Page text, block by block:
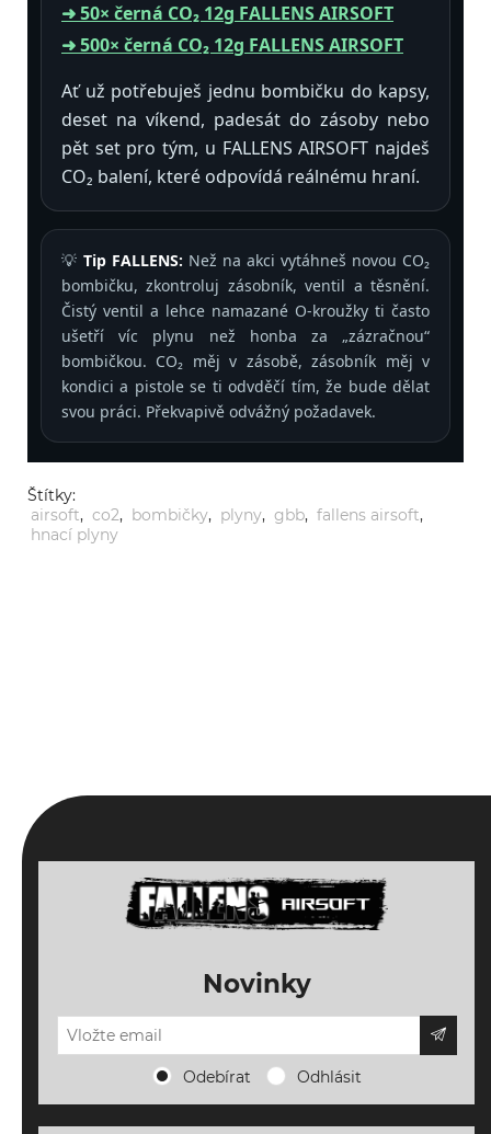
➜ 50× černá CO₂ 12g FALLENS AIRSOFT
➜ 500× černá CO₂ 12g FALLENS AIRSOFT
Ať už potřebuješ jednu bombičku do kapsy,
deset na víkend, padesát do zásoby nebo
pět set pro tým, u FALLENS AIRSOFT najdeš
CO₂ balení, které odpovídá reálnému hraní.
💡 Tip FALLENS: Než na akci vytáhneš novou CO₂
bombičku, zkontroluj zásobník, ventil a těsnění.
Čistý ventil a lehce namazané O-kroužky ti často
ušetří víc plynu než honba za „zázračnou“
bombičkou. CO₂ měj v zásobě, zásobník měj v
kondici a pistole se ti odvděčí tím, že bude dělat
svou práci. Překvapivě odvážný požadavek.
Štítky:
airsoft, co2, bombičky, plyny, gbb, fallens airsoft,
hnací plyny
Novinky
Odebírat Odhlásit